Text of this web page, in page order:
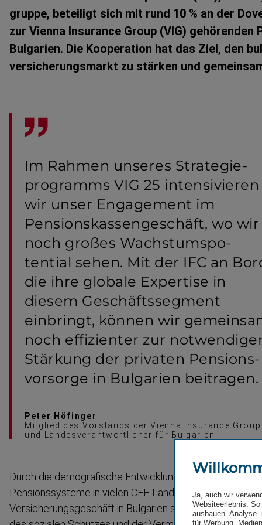
gruppe, beteiligt sich mit rund 10 % an der
zur Vienna Insurance Group (VIG) gehörenden
Bulgarien. Die Kooperation hat das Ziel, den
ver­si­che­rungsmarkt zu stärken und
Im Rahmen unseres Strate­gie­
pro­gramms VIG 25 intensi­vieren
wir unser Engagement im
Pensions­kas­sen­ge­schäft, wo wir
noch großes Wachstums­po­
tential sehen. Mit der IFC an
die ihre globale Expertise in
diesem Geschäfts­segment
einbringt, können wir
noch effizienter zur
Stärkung der privaten Pensions­
vorsorge in Bulgarien beitragen.
Peter Höfinger
Mitglied des Vorstands der Vienna Insurance Group
und Landesverantwortlicher für Bulgarien
Durch die demogra­fische Entwicklung gerät die
Pensions­systeme in vielen CEE-Ländern weiter unter
Versiche­rungs­ge­schäft in Bulgarien stellt somit ein
Ja, auch wir
Websiteerlebnis.
ausbauen.
für Werbung,